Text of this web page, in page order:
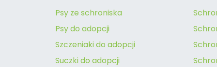
Psy ze schroniska
Psy do adopcji
Szczeniaki do adopcji
Suczki do adopcji